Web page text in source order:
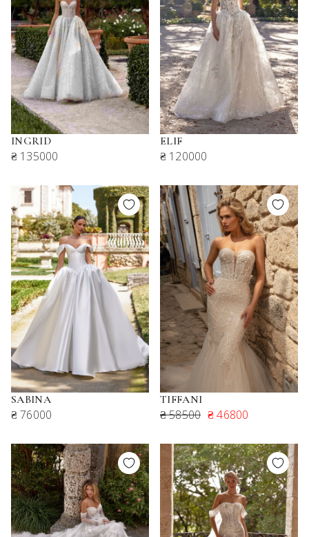
INGRID
₴ 135000
ELIF
₴ 120000
SABINA
₴ 76000
TIFFANI
₴ 58500 ₴ 46800